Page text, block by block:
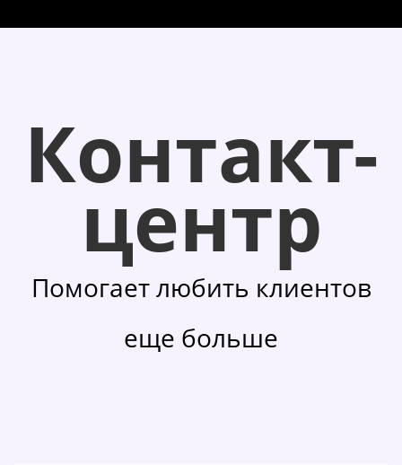
Контакт-
центр
Помогает любить клиентов
еще больше